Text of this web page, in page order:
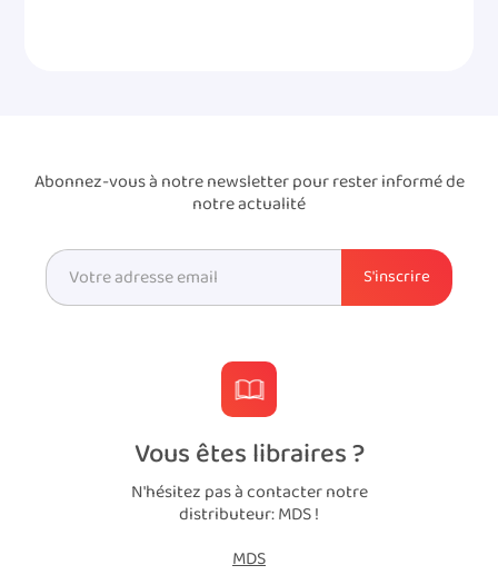
Abonnez-vous à notre newsletter pour rester informé de
notre actualité
Vous êtes libraires ?
N'hésitez pas à contacter notre
distributeur: MDS !
MDS